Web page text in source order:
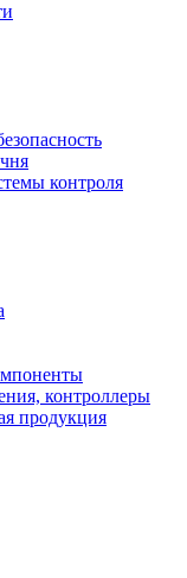
контроля
контроллеры
продукция